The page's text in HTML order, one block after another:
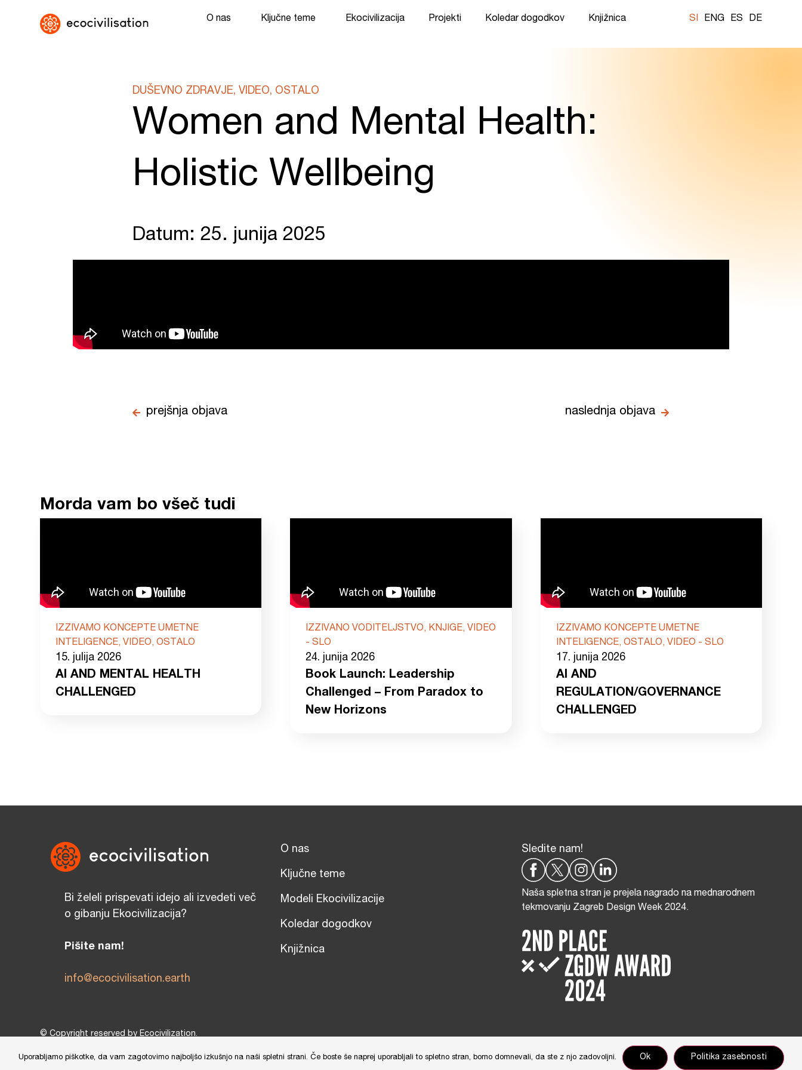
O nas Ključne teme Ekocivilizacija Projekti Koledar dogodkov Knjižnica SI ENG ES DE
DUŠEVNO ZDRAVJE, VIDEO, OSTALO
Women and Mental Health:
Holistic Wellbeing
Datum: 25. junija 2025
prejšnja objava naslednja objava
Morda vam bo všeč tudi
IZZIVAMO KONCEPTE UMETNE
INTELIGENCE, VIDEO, OSTALO
15. julija 2026
AI AND MENTAL HEALTH
CHALLENGED
IZZIVANO VODITELJSTVO, KNJIGE, VIDEO
- SLO
24. junija 2026
Book Launch: Leadership
Challenged – From Paradox to
New Horizons
IZZIVAMO KONCEPTE UMETNE
INTELIGENCE, OSTALO, VIDEO - SLO
17. junija 2026
AI AND
REGULATION/GOVERNANCE
CHALLENGED
Bi želeli prispevati idejo ali izvedeti več
o gibanju Ekocivilizacija?
Pišite nam!
info@ecocivilisation.earth
O nas
Ključne teme
Modeli Ekocivilizacije
Koledar dogodkov
Knjižnica
Sledite nam!
Naša spletna stran je prejela nagrado na mednarodnem
tekmovanju Zagreb Design Week 2024.
© Copyright reserved by Ecocivilization.
This site is protected by reCAPTCHA and the GooglePrivacy Policy andTerms of Serviceapply.
Uporabljamo piškotke, da vam zagotovimo najboljšo izkušnjo na naši spletni strani. Če boste še naprej uporabljali to spletno stran, bomo domnevali, da ste z njo zadovoljni. Ok Politika zasebnosti